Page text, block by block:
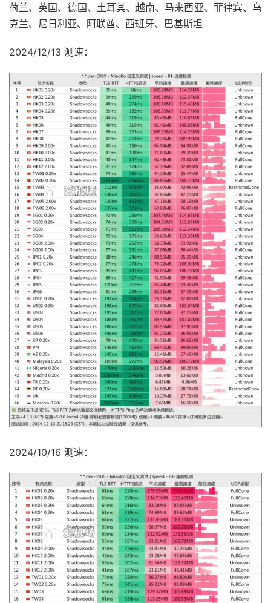
荷兰、英国、德国、土耳其、越南、马来西亚、菲律宾、乌
克兰、尼日利亚、阿联酋、西班牙、巴基斯坦
2024/12/13 测速：
2024/10/16 测速：